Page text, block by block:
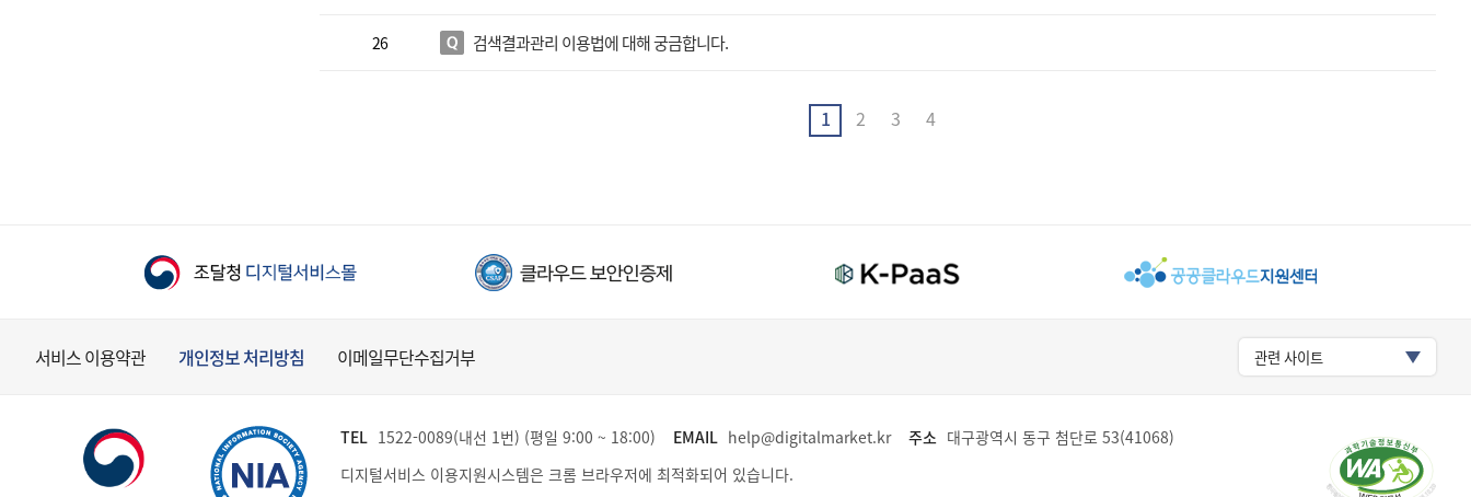
26 검색결과관리 이용법에 대해 궁금합니다.
1 2 3 4
서비스 이용약관 개인정보 처리방침 이메일무단수집거부 관련 사이트
TEL 1522-0089(내선 1번) (평일 9:00 ~ 18:00) EMAIL help@digitalmarket.kr 주소 대구광역시 동구 첨단로 53(41068)
디지털서비스 이용지원시스템은 크롬 브라우저에 최적화되어 있습니다.